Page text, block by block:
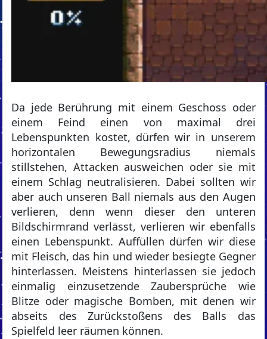
Da jede Berührung mit einem Geschoss oder
einem Feind einen von maximal drei
Lebenspunkten kostet, dürfen wir in unserem
horizontalen Bewegungsradius niemals
stillstehen, Attacken ausweichen oder sie mit
einem Schlag neutralisieren. Dabei sollten wir
aber auch unseren Ball niemals aus den Augen
verlieren, denn wenn dieser den unteren
Bildschirmrand verlässt, verlieren wir ebenfalls
einen Lebenspunkt. Auffüllen dürfen wir diese
mit Fleisch, das hin und wieder besiegte Gegner
hinterlassen. Meistens hinterlassen sie jedoch
einmalig einzusetzende Zaubersprüche wie
Blitze oder magische Bomben, mit denen wir
abseits des Zurückstoßens des Balls das
Spielfeld leer räumen können.